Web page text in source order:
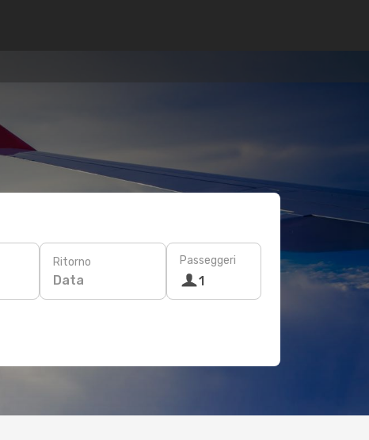
Ritorno
Data
Passeggeri
1